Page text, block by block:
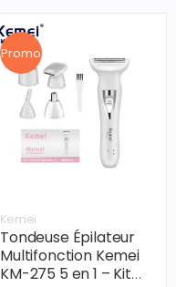
Promo
Kemei
Tondeuse Épilateur
Multifonction Kemei
KM-275 5 en 1 – Kit